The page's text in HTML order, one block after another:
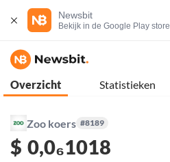
Newsbit
Bekijk in de Google Play store
Overzicht Statistieken
Zoo koers #8189
$ 0,0₆1018